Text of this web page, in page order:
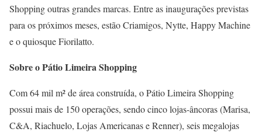
Shopping outras grandes marcas. Entre as inaugurações previstas
para os próximos meses, estão Criamigos, Nytte, Happy Machine
e o quiosque Fiorilatto.
Sobre o Pátio Limeira Shopping
Com 64 mil m² de área construída, o Pátio Limeira Shopping
possui mais de 150 operações, sendo cinco lojas-âncoras (Marisa,
C&A, Riachuelo, Lojas Americanas e Renner), seis megalojas